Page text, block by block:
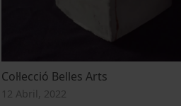
Col·lecció Belles Arts
12 Abril, 2022